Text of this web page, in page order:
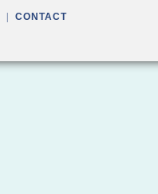
CONTACT